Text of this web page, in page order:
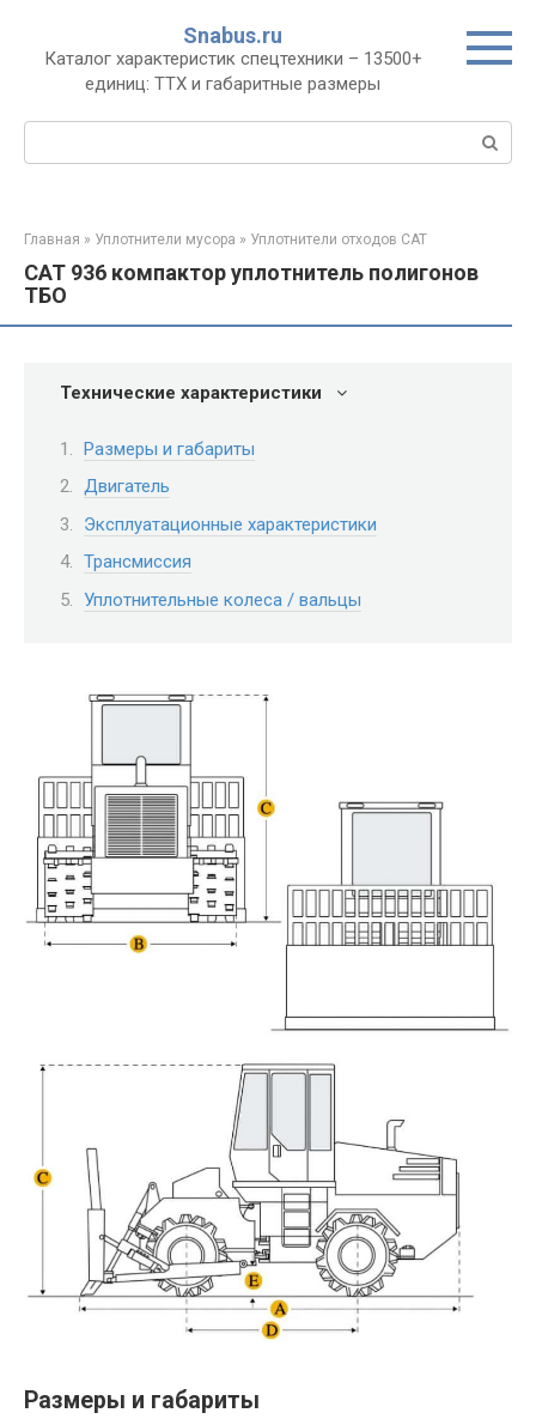
контенту
Snabus.ru
Каталог характеристик спецтехники – 13500+
единиц: ТТХ и габаритные размеры
Главная » Уплотнители мусора » Уплотнители отходов CAT
CAT 936 компактор уплотнитель полигонов
ТБО
Технические характеристики
Размеры и габариты
Двигатель
Эксплуатационные характеристики
Трансмиссия
Уплотнительные колеса / вальцы
Размеры и габариты